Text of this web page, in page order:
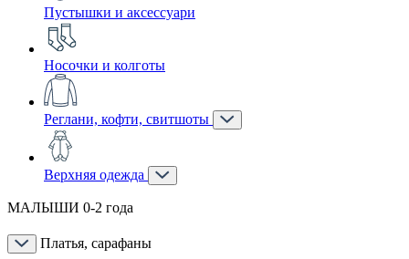
Пустышки и аксессуари
Носочки и колготы
Реглани, кофти, свитшоты
Верхняя одежда
МАЛЫШИ 0-2 года
Платья, сарафаны